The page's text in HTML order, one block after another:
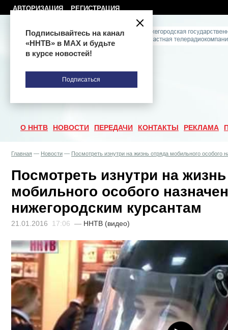
АВТОРИЗАЦИЯ РЕГИСТРАЦИЯ
О ННТВ НОВОСТИ ПЕРЕДАЧИ КОНТАКТЫ РЕКЛАМА
Главная — Новости — Посмотреть изнутри на жизнь отряда мобильного особого
Посмотреть изнутри на
мобильного особого
нижегородским курсантам
21.01.2016 17:06 — ННТВ (видео)
Подписывайтесь на канал
«ННТВ» в МАХ и будьте
в курсе новостей!
Подписаться